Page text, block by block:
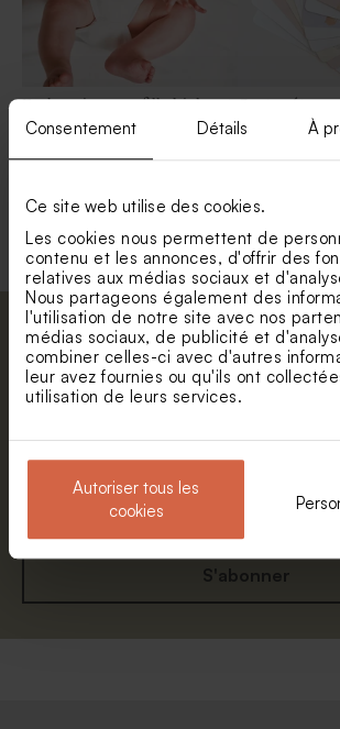
Consentement Détails À
Ce site web utilise des cookies.
Les cookies nous permettent de
contenu et les annonces, d'offrir des
relatives aux médias sociaux et
Nous partageons également des
l'utilisation de notre site avec nos
médias sociaux, de publicité et
combiner celles-ci avec d'autres
leur avez fournies ou qu'ils ont
utilisation de leurs services.
Autoriser tous les
cookies
Body naissance fille biche et
prénom
Cartes
compagnie
Boite à souvenirs en bois
Etiquette
Voir +
Abonnez-vous à la
informé. Petite surprise :
de réduction.
S'abonner